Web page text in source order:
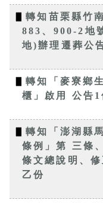
▋轉知苗栗縣竹
883、900-2地
地)辦理遷葬公
▋轉知「麥寮鄉
櫃」啟用 公告1
▋轉知「澎湖縣
條例」第 三條
條文總說明、
乙份